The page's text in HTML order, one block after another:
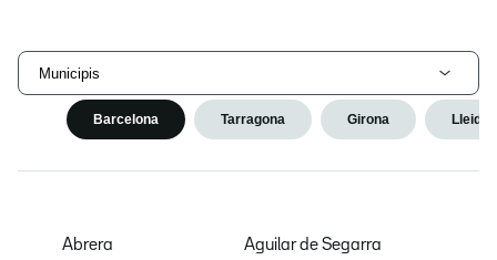
Municipis
Barcelona Tarragona Girona Lleida
Abrera
Aguilar de Segarra